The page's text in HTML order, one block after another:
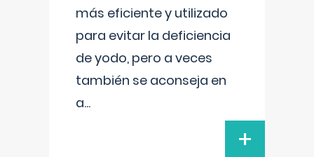
más eficiente y utilizado
para evitar la deficiencia
de yodo, pero a veces
también se aconseja en
a...
+